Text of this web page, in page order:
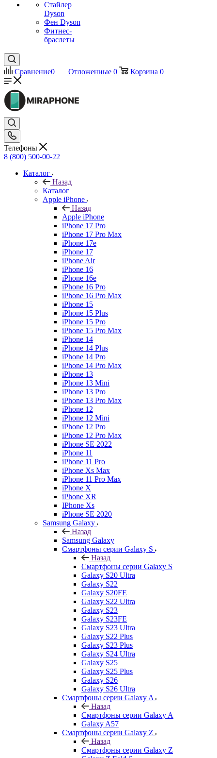
Стайлер
Dyson
Фен Dyson
Фитнес-
браслеты
Сравнение0 Отложенные 0 Корзина 0
Телефоны
8 (800) 500-00-22
Каталог
Назад
Каталог
Apple iPhone
Назад
Apple iPhone
iPhone 17 Pro
iPhone 17 Pro Max
iPhone 17e
iPhone 17
iPhone Air
iPhone 16
iPhone 16e
iPhone 16 Pro
iPhone 16 Pro Max
iPhone 15
iPhone 15 Plus
iPhone 15 Pro
iPhone 15 Pro Max
iPhone 14
iPhone 14 Plus
iPhone 14 Pro
iPhone 14 Pro Max
iPhone 13
iPhone 13 Mini
iPhone 13 Pro
iPhone 13 Pro Max
iPhone 12
iPhone 12 Mini
iPhone 12 Pro
iPhone 12 Pro Max
iPhone SE 2022
iPhone 11
iPhone 11 Pro
iPhone Xs Max
iPhone 11 Pro Max
iPhone X
iPhone XR
IPhone Xs
iPhone SE 2020
Samsung Galaxy
Назад
Samsung Galaxy
Смартфоны серии Galaxy S
Назад
Смартфоны серии Galaxy S
Galaxy S20 Ultra
Galaxy S22
Galaxy S20FE
Galaxy S22 Ultra
Galaxy S23
Galaxy S23FE
Galaxy S23 Ultra
Galaxy S22 Plus
Galaxy S23 Plus
Galaxy S24 Ultra
Galaxy S25
Galaxy S25 Plus
Galaxy S26
Galaxy S26 Ultra
Смартфоны серии Galaxy A
Назад
Смартфоны серии Galaxy A
Galaxy A57
Смартфоны серии Galaxy Z
Назад
Смартфоны серии Galaxy Z